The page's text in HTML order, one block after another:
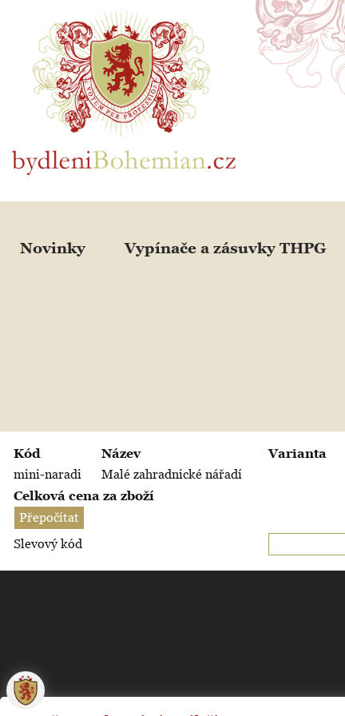
BydleniBohemian.cz
Novinky Vypínače a zásuvky THPG
Kód Název Varianta
mini-naradi
Malé zahradnické nářadí
Celková cena za zboží
Slevový kód
🍪